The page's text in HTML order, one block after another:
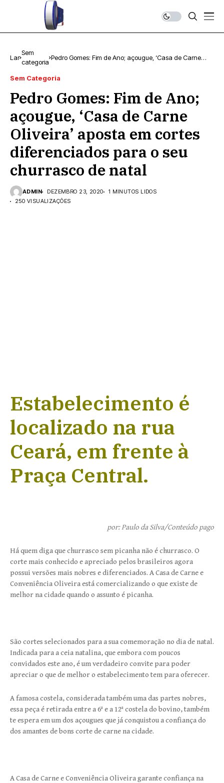
Lar
Sem
categoria
Pedro Gomes: Fim de Ano; açougue, ‘Casa de Carne
churrasco de natal
Sem Categoria
Pedro Gomes: Fim de Ano;
açougue, ‘Casa de Carne
Oliveira’ aposta em cortes
diferenciados para o seu
churrasco de natal
ADMIN DEZEMBRO 23, 2020
1 MINUTOS LIDOS
250 VISUALIZAÇÕES
Estabelecimento é
localizado na rua
Ceará, em frente à
Praça Central.
por: Paulo da Silva/Conteúdo pago
Há quem diga que churrasco sem picanha não é churrasco. O
corte mais conhecido e apreciado pelos brasileiros agora
possui versões mais nobres e diferenciados. A Casa de Carne e
Conveniência Oliveira está comercializando o que existe de
melhor na cidade quando o assunto é picanha.
São cortes selecionados para a sua comemoração no dia de natal.
Indicada para a ceia natalina, que embora com poucos
convidados este ano, é um verdadeiro convite para poder
apreciar o que de melhor o estabelecimento tem para oferecer.
A famosa costela, considerada também uma das partes nobres,
essa peça é retirada entre a 6ª e a 12ª costela do bovino, também
te espera em um dos açougues que já conquistou a confiança do
dos amantes de bons corte de carne na cidade.
A Casa de Carne e Conveniência Oliveira garante confiança na